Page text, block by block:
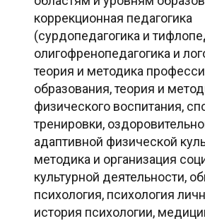
коррекционная педагогика
(сурдопедагогика и
олигофренопедагогика и
теория и методика
образования, теория и
физического воспитания,
тренировки,
адаптивной физической
методика и организация
культурной деятельности,
психология, психология
история психологии,